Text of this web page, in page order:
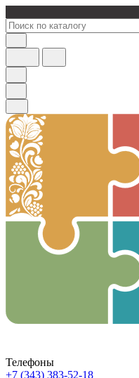
Телефоны
+7 (343) 383-52-18